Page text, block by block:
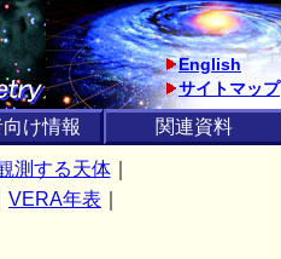
け情報 関連資料
English
サイトマップ
測する天体｜
VERA年表